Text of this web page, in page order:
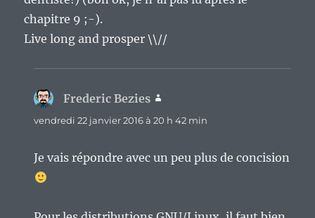
chapitre 9 ;-).
Live long and prosper \\//
Frederic Bezies
vendredi 22 janvier 2016 à 20 h 42 min
Je vais répondre avec un peu plus de concision